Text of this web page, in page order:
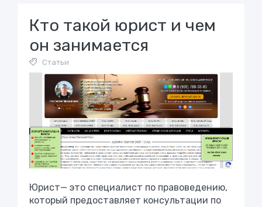
Кто такой юрист и чем
он занимается
Статьи
Юрист— это специалист по правоведению,
который предоставляет консультации по